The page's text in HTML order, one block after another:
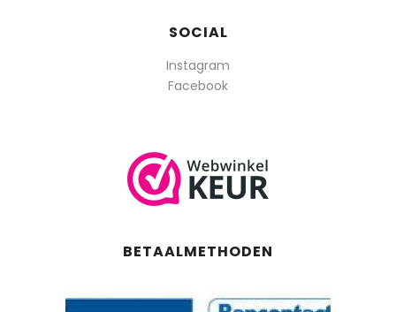
SOCIAL
Instagram
Facebook
BETAALMETHODEN